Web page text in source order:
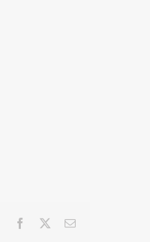
Facebook Email